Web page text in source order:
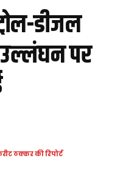
को लगाई कसके फटकार,
निर्देश डीजल
उल्लंघन पर
ठक्कर की रिपोर्ट